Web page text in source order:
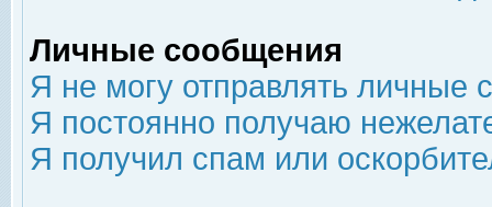
Личные сообщения
Я не могу отправлять личные
Я постоянно получаю
Я получил спам или